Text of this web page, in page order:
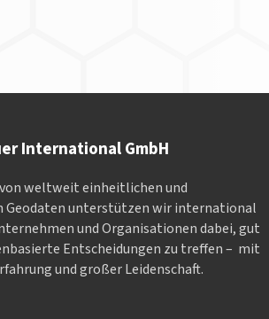
International GmbH
weltweit einheitlichen und
Geodaten un­ter­stüt­zen wir in­ter­na­tional
und Or­ga­nisa­tionen dabei, gut
Entscheidungen zu treffen – mit
und großer Leidenschaft.